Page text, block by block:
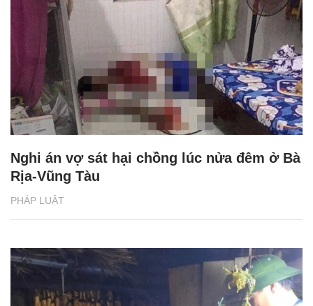
PHÁP LUẬT
Nghi án vợ sát hại chồng lúc nửa đêm ở Bà
Rịa-Vũng Tàu